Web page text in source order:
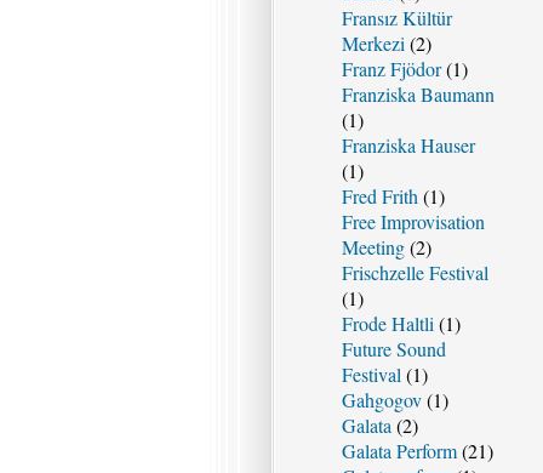
Fransız Kültür
Merkezi (2)
Franz Fjödor(1)
Franziska Baumann
(1)
Franziska Hauser
(1)
Fred Frith (1)
Free Improvisation
Meeting(2)
Frischzelle Festival
(1)
Frode Haltli (1)
Future Sound
Festival (1)
Gahgogov(1)
Galata (2)
Galata Perform(21)